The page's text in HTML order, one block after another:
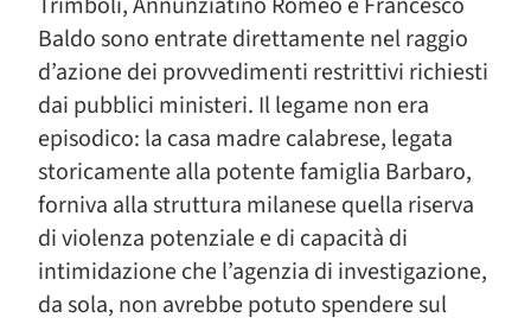
Baldo sono entrate direttamente nel raggio
d’azione dei provvedimenti restrittivi richiesti
dai pubblici ministeri. Il legame non era
episodico: la casa madre calabrese, legata
storicamente alla potente famiglia Barbaro,
forniva alla struttura milanese quella riserva
di violenza potenziale e di capacità di
intimidazione che l’agenzia di investigazione,
da sola, non avrebbe potuto spendere sul